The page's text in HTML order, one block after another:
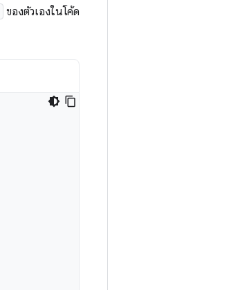
ของตัวเองในโค้ด